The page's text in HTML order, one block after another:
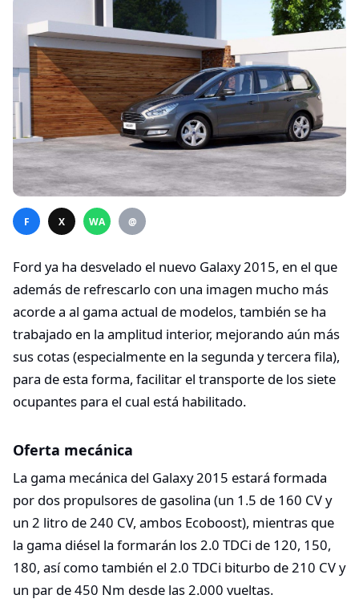
F X WA @
Ford ya ha desvelado el nuevo Galaxy 2015, en el que
además de refrescarlo con una imagen mucho más
acorde a al gama actual de modelos, también se ha
trabajado en la amplitud interior, mejorando aún más
sus cotas (especialmente en la segunda y tercera fila),
para de esta forma, facilitar el transporte de los siete
ocupantes para el cual está habilitado.
Oferta mecánica
La gama mecánica del Galaxy 2015 estará formada
por dos propulsores de gasolina (un 1.5 de 160 CV y
un 2 litro de 240 CV, ambos Ecoboost), mientras que
la gama diésel la formarán los 2.0 TDCi de 120, 150,
180, así como también el 2.0 TDCi biturbo de 210 CV y
un par de 450 Nm desde las 2.000 vueltas.